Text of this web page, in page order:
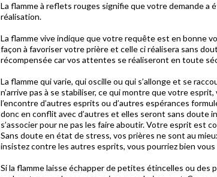
La flamme à reflets rouges signifie que votre demande a
réalisation.
La flamme vive indique que votre requête est en bonne
façon à favoriser votre prière et celle ci réalisera sans
récompensée car vos attentes se réaliseront en toute
La flamme qui varie, qui oscille ou qui s’allonge et se
n’arrive pas à se stabiliser, ce qui montre que votre
l’encontre d’autres esprits ou d’autres espérances
donc en conflit avec d’autres et elles seront sans doute
s’associer pour ne pas les faire aboutir. Votre esprit est
Sans doute en état de stress, vos prières ne sont au
insistez contre les autres esprits, vous pourriez bien vous
Si la flamme laisse échapper de petites étincelles ou des